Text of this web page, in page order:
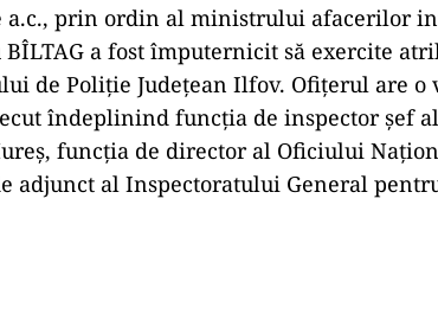
a.c., prin ordin al ministrului afacerilor
a fost împuternicit să exercite
de Poliție Județean Ilfov. Ofițerul are o
îndeplinind funcția de inspector șef
funcția de director al Oficiului
adjunct al Inspectoratului General